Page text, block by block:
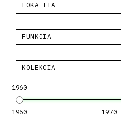
LOKALITA
FUNKCIA
KOLEKCIA
1960
1960 1970